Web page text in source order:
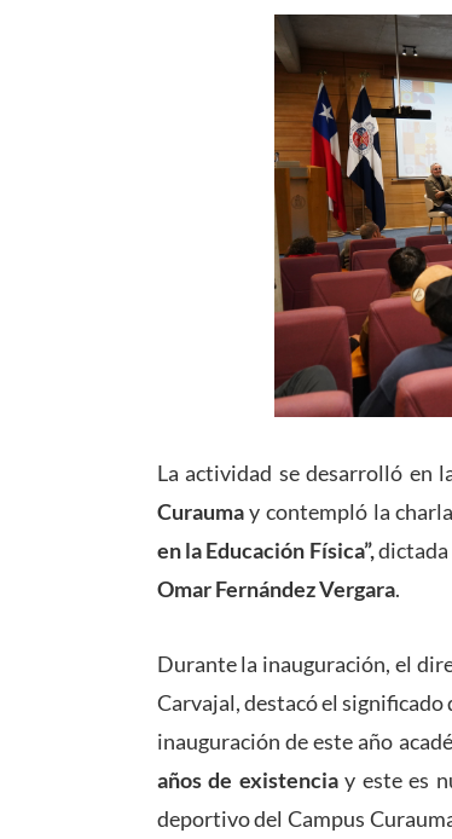
La actividad se desarrolló en
Curaumay contempló la
en la Educación Física”,dictada
Omar Fernández Vergara.
Durante la inauguración, el
Carvajal, destacó el significado
inauguración de este año
años de existenciay este es
deportivo del Campus